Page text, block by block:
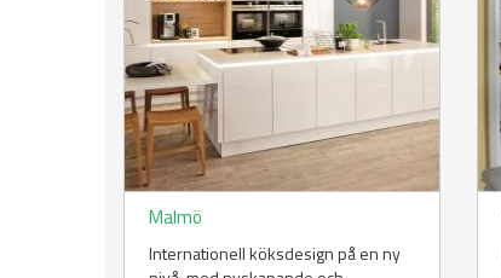
Malmö
Internationell köksdesign på en ny